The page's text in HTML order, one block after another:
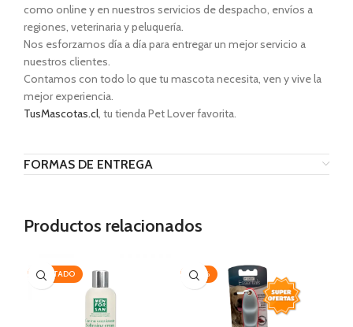
como online y en nuestros servicios de despacho, envíos a
regiones, veterinaria y peluquería.
Nos esforzamos día a día para entregar un mejor servicio a
nuestros clientes.
Contamos con todo lo que tu mascota necesita, ven y vive la
mejor experiencia.
TusMascotas.cl, tu tienda Pet Lover favorita.
FORMAS DE ENTREGA
Productos relacionados
AGOTADO -20%